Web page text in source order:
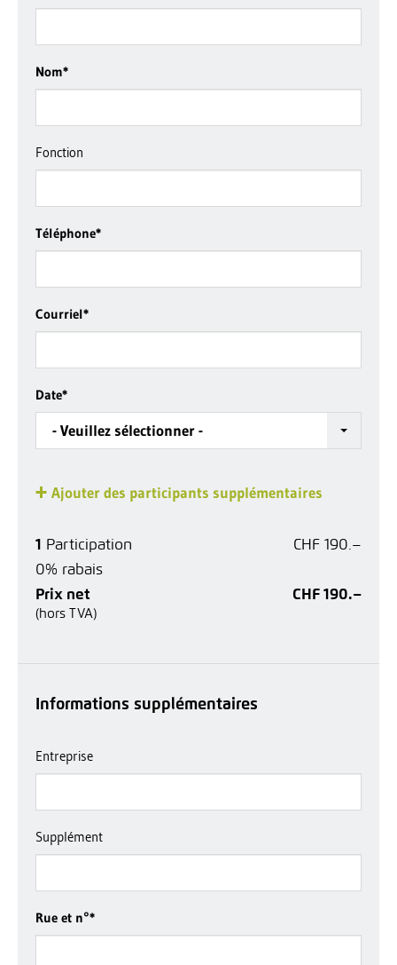
Nom*
Fonction
Téléphone*
Courriel*
Date*
- Veuillez sélectionner -
Ajouter des participants supplémentaires
1 Participation
CHF 190.–
0% rabais
Prix net
(hors TVA)
CHF 190.–
Informations supplémentaires
Entreprise
Supplément
Rue et n°*